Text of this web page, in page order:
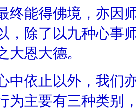
终能得佛境，亦因
，除了以九种心事
大恩大德。
依止以外，我们亦
为主要有三种类别